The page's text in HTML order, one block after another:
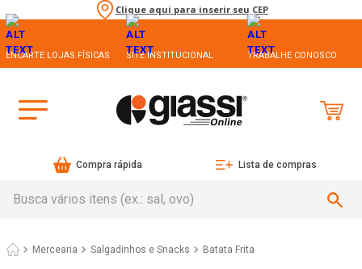
Clique aqui para inserir seu CEP
ENCARTE LOJAS FÍSICAS SITE INSTITUCIONAL TRABALHE CONOSCO
Compra rápida Lista de compras
Mercearia Salgadinhos e Snacks Batata Frita